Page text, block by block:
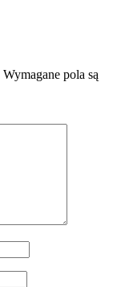
Wymagane pola są